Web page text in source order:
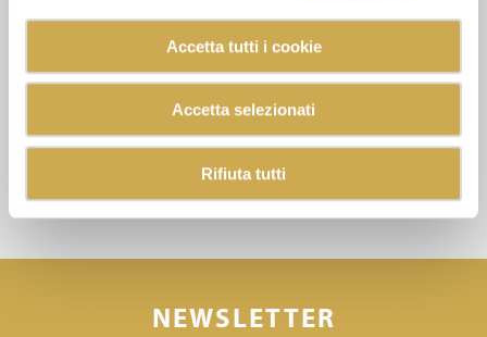
Accetta tutti i cookie
Accetta selezionati
Rifiuta tutti
NEWSLETTER